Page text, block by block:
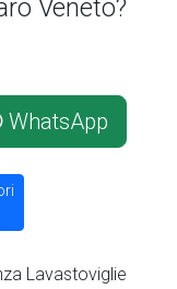
Veneto?
WhatsApp
Lavastoviglie